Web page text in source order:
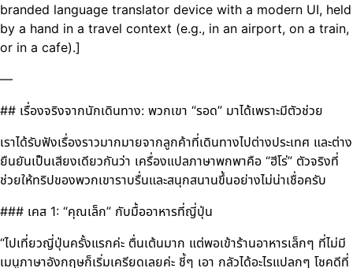
branded language translator device with a modern UI, held
by a hand in a travel context (e.g., in an airport, on a train,
or in a cafe).]
—
## เรื่องจริงจากนักเดินทาง: พวกเขา “รอด” มาได้เพราะมีตัวช่วย
เราได้รับฟังเรื่องราวมากมายจากลูกค้าที่เดินทางไปต่างประเทศ และต่าง
ยืนยันเป็นเสียงเดียวกันว่า เครื่องแปลภาษาพกพาคือ “ฮีโร่” ตัวจริงที่
ช่วยให้ทริปของพวกเขาราบรื่นและสนุกสนานขึ้นอย่างไม่น่าเชื่อครับ
### เคส 1: “คุณเล็ก” กับมื้ออาหารที่ญี่ปุ่น
“ไปเที่ยวญี่ปุ่นครั้งแรกค่ะ ตื่นเต้นมาก แต่พอเข้าร้านอาหารเล็กๆ ที่ไม่มี
เมนูภาษาอังกฤษก็เริ่มเครียดเลยค่ะ ชี้ๆ เอา กลัวได้อะไรแปลกๆ โชคดีที่